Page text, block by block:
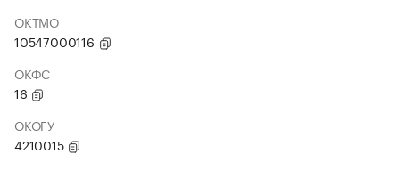
ОКТМО
10547000116
ОКФС
16
ОКОГУ
4210015